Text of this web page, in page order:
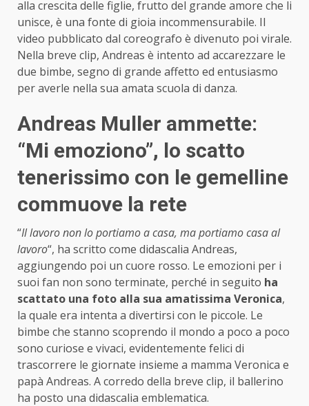
alla crescita delle figlie, frutto del grande amore che li
unisce, è una fonte di gioia incommensurabile. Il
video pubblicato dal coreografo è divenuto poi virale.
Nella breve clip, Andreas è intento ad accarezzare le
due bimbe, segno di grande affetto ed entusiasmo
per averle nella sua amata scuola di danza.
Andreas Muller ammette:
“Mi emoziono”, lo scatto
tenerissimo con le gemelline
commuove la rete
“Il lavoro non lo portiamo a casa, ma portiamo casa al
lavoro“, ha scritto come didascalia Andreas,
aggiungendo poi un cuore rosso. Le emozioni per i
suoi fan non sono terminate, perché in seguito ha
scattato una foto alla sua amatissima Veronica,
la quale era intenta a divertirsi con le piccole. Le
bimbe che stanno scoprendo il mondo a poco a poco
sono curiose e vivaci, evidentemente felici di
trascorrere le giornate insieme a mamma Veronica e
papà Andreas. A corredo della breve clip, il ballerino
ha posto una didascalia emblematica.